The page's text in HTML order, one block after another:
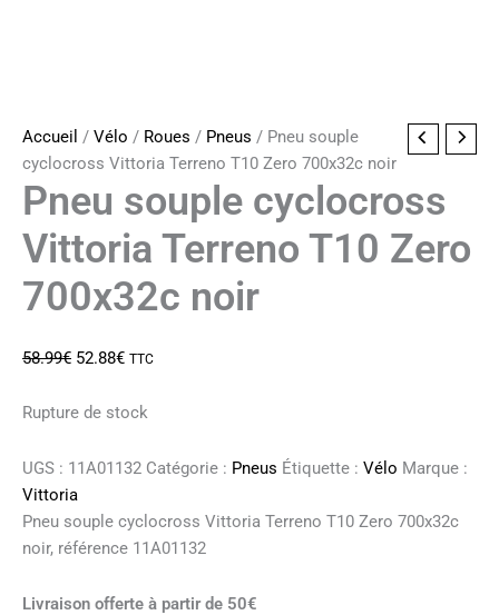
Accueil / Vélo / Roues / Pneus / Pneu souple
cyclocross Vittoria Terreno T10 Zero 700x32c noir
Pneu souple cyclocross
Vittoria Terreno T10 Zero
700x32c noir
58.99€ Le
initial
58.99€.
52.88€Le
actuel
52.88€.
TTC
Rupture de stock
UGS : 11A01132 Catégorie : Pneus Étiquette : Vélo Marque :
Vittoria
Pneu souple cyclocross Vittoria Terreno T10 Zero 700x32c
noir, référence 11A01132
Livraison offerte à partir de 50€